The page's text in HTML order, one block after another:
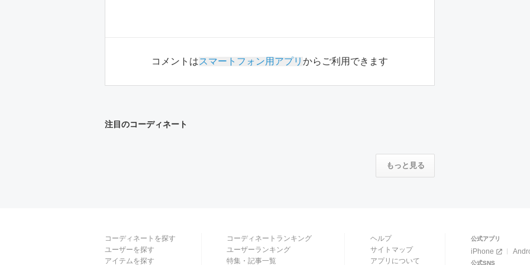
コメントはスマートフォン用アプリ からご利用できます
注目のコーディネート
もっと見る
コーディネートを探す
ユーザーを探す
アイテムを探す
コーディネートランキング
ユーザーランキング
特集・記事一覧
ヘルプ
サイトマップ
アプリについて
公式アプリ
iPhone
公式SNS